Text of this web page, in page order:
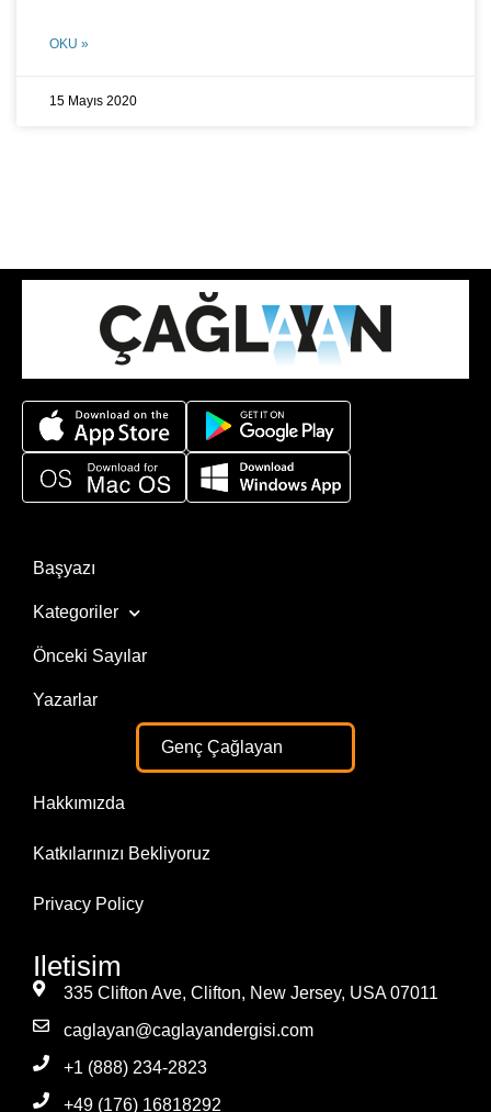
OKU »
15 Mayıs 2020
Başyazı
Kategoriler
Önceki Sayılar
Yazarlar
Genç Çağlayan
Hakkımızda
Katkılarınızı Bekliyoruz
Privacy Policy
Iletisim
335 Clifton Ave, Clifton, New Jersey, USA 07011
caglayan@caglayandergisi.com
+1 (888) 234-2823
+49 (176) 16818292